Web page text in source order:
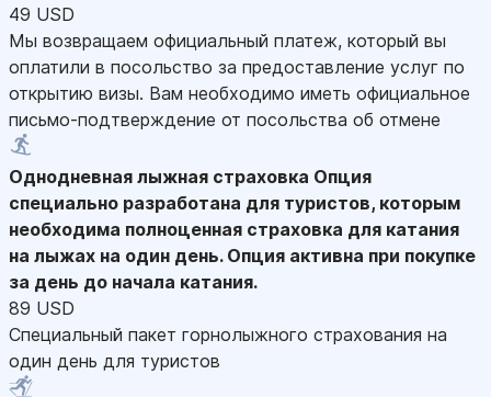
49 USD
Мы возвращаем официальный платеж, который вы
оплатили в посольство за предоставление услуг по
открытию визы. Вам необходимо иметь официальное
письмо-подтверждение от посольства об отмене
Однодневная лыжная страховка Опция
специально разработана для туристов, которым
необходима полноценная страховка для катания
на лыжах на один день. Опция активна при покупке
за день до начала катания.
89 USD
Специальный пакет горнолыжного страхования на
один день для туристов